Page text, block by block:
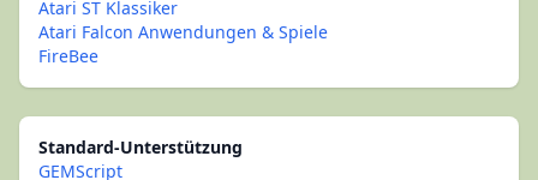
Atari ST Klassiker
Atari Falcon Anwendungen & Spiele
FireBee
Standard-Unterstützung
GEMScript